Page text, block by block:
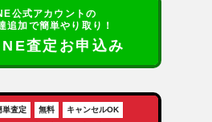
公式アカウントの
追加で簡単やり取り！
査定お申込み
単査定 無料 キャンセルOK